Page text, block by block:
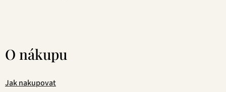
O nákupu
Jak nakupovat